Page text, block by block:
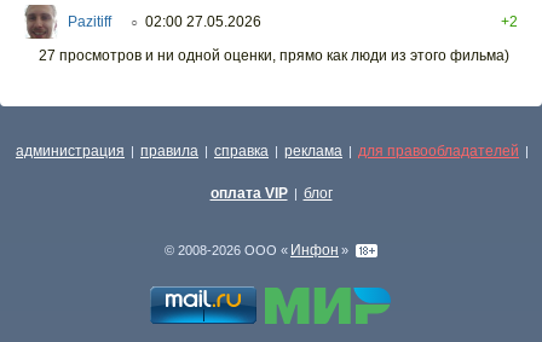
Pazitiff ○ 02:00 27.05.2026
+2
27 просмотров и ни одной оценки, прямо как люди из этого фильма)
администрация | правила | справка | реклама | для правообладателей |
оплата VIP | блог
© 2008-2026 ООО « Инфон »